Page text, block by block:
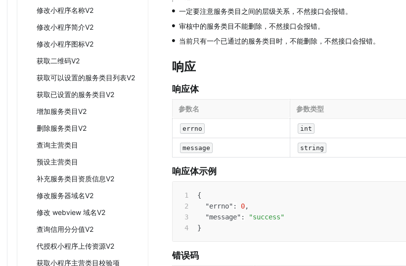
修改小程序名称V2
修改小程序简介V2
修改小程序图标V2
获取二维码V2
获取可以设置的服务类目列表V2
获取已设置的服务类目V2
增加服务类目V2
删除服务类目V2
查询主营类目
预设主营类目
补充服务类目资质信息V2
修改服务器域名V2
修改 webview 域名V2
查询信用分分值V2
代授权小程序上传资源V2
获取小程序主营类目校验项
• 一定要注意服务类目之间的层级关系，不然接口会报错。
• 审核中的服务类目不能删除，不然接口会报错。
• 当前只有一个已通过的服务类目时，不能删除，不然接口会报错。
响应
响应体
参数名 参数类型
errno int
message string
响应体示例
{
"errno" : 0,
"message" :
"success"
}
错误码